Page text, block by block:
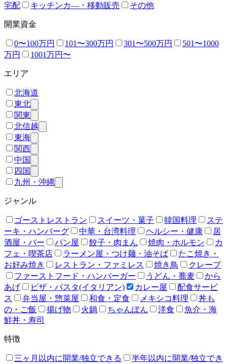
宅配
キッチンカ―・移動販売 その他
開業資金
0〜100万円 101〜300万円 301〜500万円
501〜1000
万円
1001万円〜
エリア
北海道
東北
関東
北信越
東海
関西
中国
四国
九州・沖縄
ジャンル
ゴーストレストラン スイーツ・菓子 韓国料理
ステ
ーキ・ハンバーグ
中華・台湾料理 ヘルシー・健康
居
酒屋・バー
パン屋 餃子・肉まん 焼肉・ホルモン
カ
フェ・喫茶店
ラーメン屋・つけ麺・油そば
たこ焼き・
お好み焼き
レストラン・ファミレス 焼き鳥
クレープ
ファーストフード・ハンバーガー
うどん・蕎麦
から
あげ
ピザ・パスタ(イタリアン) カレー屋
配食サービ
ス
弁当屋・惣菜屋 和食・定食 メキシコ料理
丼も
の・ご飯
揚げ物 火鍋 ちゃんぽん 洋食
魚介・海
鮮丼・寿司
特徴
三ヶ月以内に開業/独立できる
半年以内に開業/独立でき